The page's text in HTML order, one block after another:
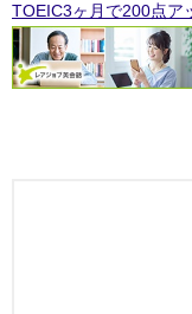
TOEIC3ヶ月で200点ア